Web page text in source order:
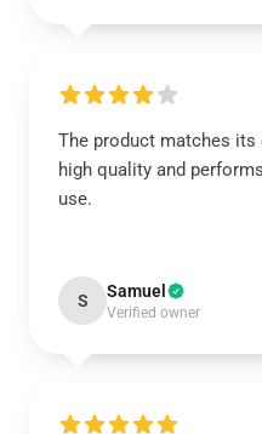
The product matches its
high quality and
use.
S Samuel
Verified owner